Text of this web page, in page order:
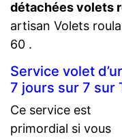
détachées volets
artisan Volets
60 .
Service volet
7 jours sur 7 sur
Ce service est
primordial si vous